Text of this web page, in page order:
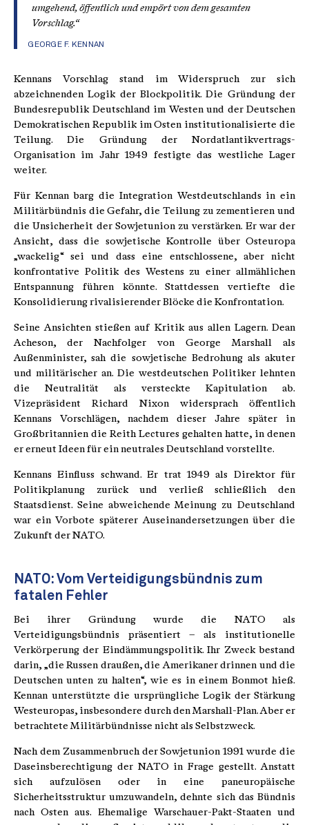
umgehend, öffentlich und empört von dem gesamten
Vorschlag.“
GEORGE F. KENNAN
Kennans Vorschlag stand im Widerspruch zur sich
abzeichnenden Logik der Blockpolitik. Die Gründung der
Bundesrepublik Deutschland im Westen und der Deutschen
Demokratischen Republik im Osten institutionalisierte die
Teilung. Die Gründung der Nordatlantikvertrags-
Organisation im Jahr 1949 festigte das westliche Lager
weiter.
Für Kennan barg die Integration Westdeutschlands in ein
Militärbündnis die Gefahr, die Teilung zu zementieren und
die Unsicherheit der Sowjetunion zu verstärken. Er war der
Ansicht, dass die sowjetische Kontrolle über Osteuropa
„wackelig“ sei und dass eine entschlossene, aber nicht
konfrontative Politik des Westens zu einer allmählichen
Entspannung führen könnte. Stattdessen vertiefte die
Konsolidierung rivalisierender Blöcke die Konfrontation.
Seine Ansichten stießen auf Kritik aus allen Lagern. Dean
Acheson, der Nachfolger von George Marshall als
Außenminister, sah die sowjetische Bedrohung als akuter
und militärischer an. Die westdeutschen Politiker lehnten
die Neutralität als versteckte Kapitulation ab.
Vizepräsident Richard Nixon widersprach öffentlich
Kennans Vorschlägen, nachdem dieser Jahre später in
Großbritannien die Reith Lectures gehalten hatte, in denen
er erneut Ideen für ein neutrales Deutschland vorstellte.
Kennans Einfluss schwand. Er trat 1949 als Direktor für
Politikplanung zurück und verließ schließlich den
Staatsdienst. Seine abweichende Meinung zu Deutschland
war ein Vorbote späterer Auseinandersetzungen über die
Zukunft der NATO.
NATO: Vom Verteidigungsbündnis zum
fatalen Fehler
Bei ihrer Gründung wurde die NATO als
Verteidigungsbündnis präsentiert – als institutionelle
Verkörperung der Eindämmungspolitik. Ihr Zweck bestand
darin, „die Russen draußen, die Amerikaner drinnen und die
Deutschen unten zu halten“, wie es in einem Bonmot hieß.
Kennan unterstützte die ursprüngliche Logik der Stärkung
Westeuropas, insbesondere durch den Marshall-Plan. Aber er
betrachtete Militärbündnisse nicht als Selbstzweck.
Nach dem Zusammenbruch der Sowjetunion 1991 wurde die
Daseinsberechtigung der NATO in Frage gestellt. Anstatt
sich aufzulösen oder in eine paneuropäische
Sicherheitsstruktur umzuwandeln, dehnte sich das Bündnis
nach Osten aus. Ehemalige Warschauer-Pakt-Staaten und